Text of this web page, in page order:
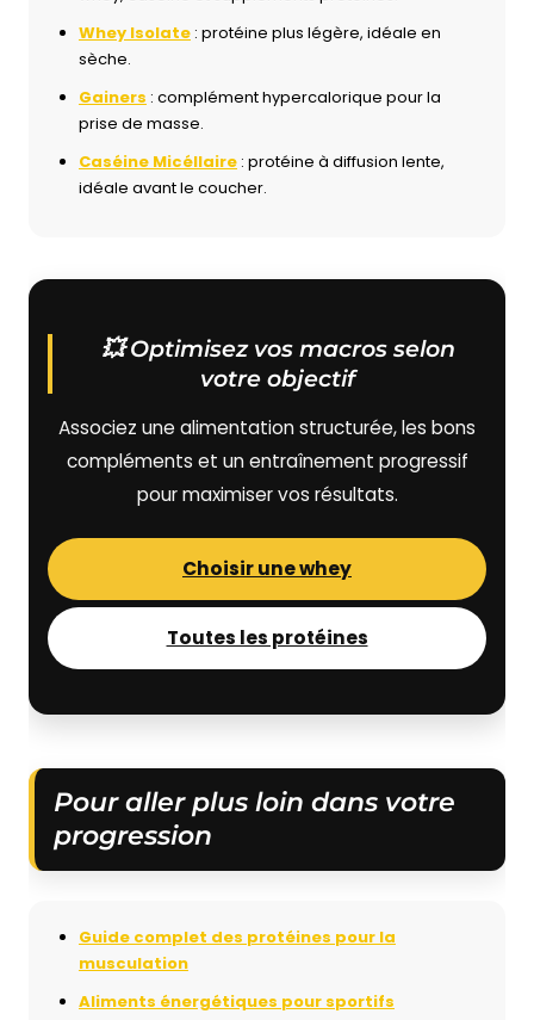
Whey Isolate : protéine plus légère, idéale en
sèche.
Gainers : complément hypercalorique pour la
prise de masse.
Caséine Micéllaire : protéine à diffusion lente,
idéale avant le coucher.
💥 Optimisez vos macros selon
votre objectif
Associez une alimentation structurée, les bons
compléments et un entraînement progressif
pour maximiser vos résultats.
Choisir une whey
Toutes les protéines
Pour aller plus loin dans votre
progression
Guide complet des protéines pour la
musculation
Aliments énergétiques pour sportifs